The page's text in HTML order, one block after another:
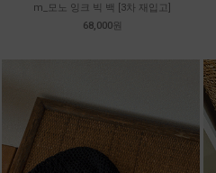
m_모노 잉크 빅 백 [3차 재입고]
68,000원